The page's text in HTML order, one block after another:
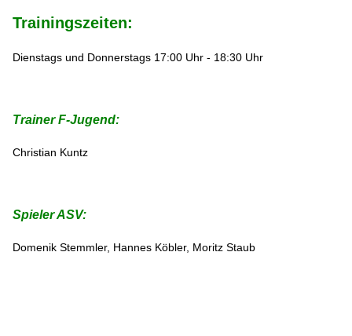
Trainingszeiten:
Dienstags und Donnerstags 17:00 Uhr - 18:30 Uhr
Trainer F-Jugend:
Christian Kuntz
Spieler ASV:
Domenik Stemmler, Hannes Köbler, Moritz Staub